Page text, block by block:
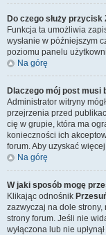
Do czego służy przycisk
Funkcja ta umożliwia
wysłanie w późniejszym
poziomu panelu
Na górę
Dlaczego mój post musi
Administrator witryny
przejrzenia przed
cię w grupie, która ma
konieczności ich
forum. Aby uzyskać
Na górę
W jaki sposób mogę
Klikając odnośnik
zazwyczaj na dole
strony forum. Jeśli nie
wyłączona lub nie